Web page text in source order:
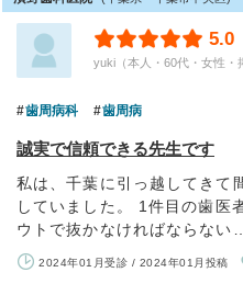
5.0
yuki（本人・60代・女性・
歯周病科 歯周病
誠実で信頼できる先生です
私は、千葉に引っ越してきて
していました。 1件目の歯医
ウトで抜かなければならない…
2024年01月受診 / 2024年01月投稿